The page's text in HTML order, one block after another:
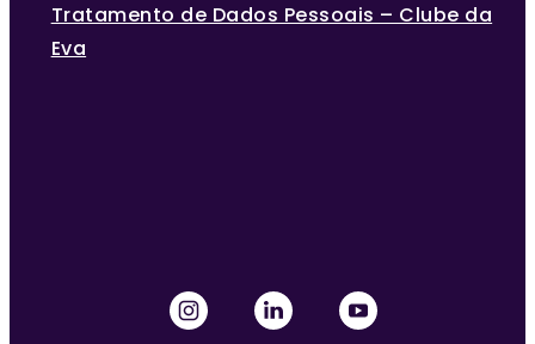
Tratamento de Dados Pessoais – Clube da
Eva